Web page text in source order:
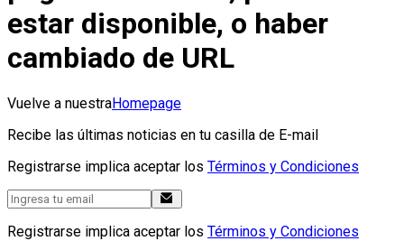
estar disponible, o haber
cambiado de URL
Vuelve a nuestraHomepage
Recibe las últimas noticias en tu casilla de E-mail
Registrarse implica aceptar los Términos y Condiciones
Registrarse implica aceptar los Términos y Condiciones